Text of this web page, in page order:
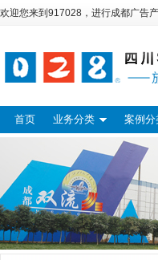
欢迎您来到917028，进行成都广告
首页 业务分类 案例分